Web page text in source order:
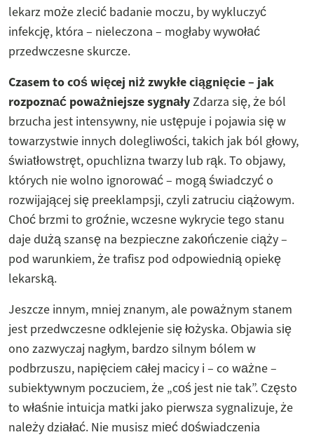
lekarz może zlecić badanie moczu, by wykluczyć
infekcję, która – nieleczona – mogłaby wywołać
przedwczesne skurcze.
Czasem to coś więcej niż zwykłe ciągnięcie – jak
rozpoznać poważniejsze sygnałyZdarza się, że ból
brzucha jest intensywny, nie ustępuje i pojawia się w
towarzystwie innych dolegliwości, takich jak ból głowy,
światłowstręt, opuchlizna twarzy lub rąk. To objawy,
których nie wolno ignorować – mogą świadczyć o
rozwijającej się preeklampsji, czyli zatruciu ciążowym.
Choć brzmi to groźnie, wczesne wykrycie tego stanu
daje dużą szansę na bezpieczne zakończenie ciąży –
pod warunkiem, że trafisz pod odpowiednią opiekę
lekarską.
Jeszcze innym, mniej znanym, ale poważnym stanem
jest przedwczesne odklejenie się łożyska. Objawia się
ono zazwyczaj nagłym, bardzo silnym bólem w
podbrzuszu, napięciem całej macicy i – co ważne –
subiektywnym poczuciem, że „coś jest nie tak”. Często
to właśnie intuicja matki jako pierwsza sygnalizuje, że
należy działać. Nie musisz mieć doświadczenia